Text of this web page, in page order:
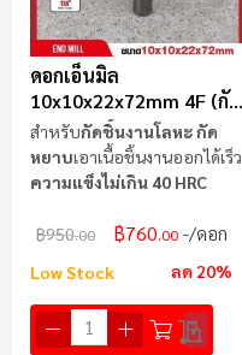
ดอกเอ็นมิล
10x10x22x72mm 4F (กัด
หยาบ) USG
สำหรับกัดชิ้นงานโลหะ กัด
หยาบเอาเนื้อชิ้นงานออกได้เร็ว
ความแข็งไม่เกิน 40 HRC
฿950.00 ฿760.00 /ดอก
Low Stock ลด 20%